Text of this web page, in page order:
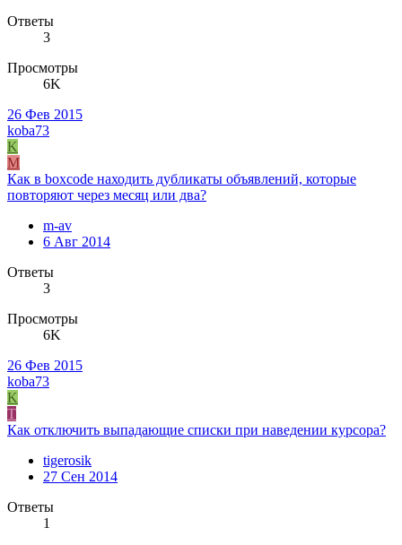
Ответы
3
Просмотры
6K
26 Фев 2015
koba73
K
M
Как в boxcode находить дубликаты объявлений, которые
повторяют через месяц или два?
m-av
6 Авг 2014
Ответы
3
Просмотры
6K
26 Фев 2015
koba73
K
T
Как отключить выпадающие списки при наведении курсора?
tigerosik
27 Сен 2014
Ответы
1